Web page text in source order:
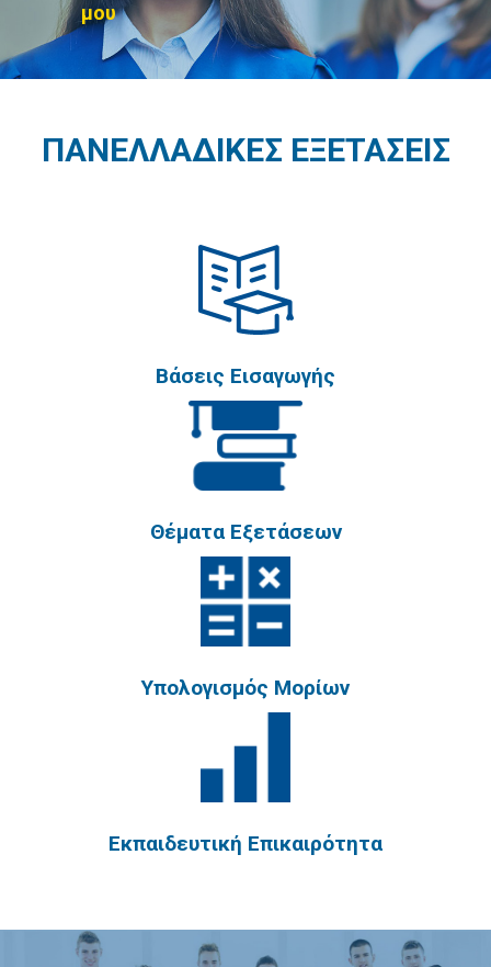
Χειμερινή Περίοδος
Ανθρωπιστικών Σπουδών
Σπουδών Επιστημών
Σπουδές Οικονομίας και
Πληροφορικής
Α' ΕΠΑ.Λ.
Χειμερινή Περίοδος
Θερινή Περίοδος
2025
2023
μου
ΠΑΝΕΛΛΑΔΙΚΕΣ ΕΞΕΤΑΣΕΙΣ
Βάσεις Εισαγωγής
Θέματα Εξετάσεων
Υπολογισμός Μορίων
Εκπαιδευτική Επικαιρότητα